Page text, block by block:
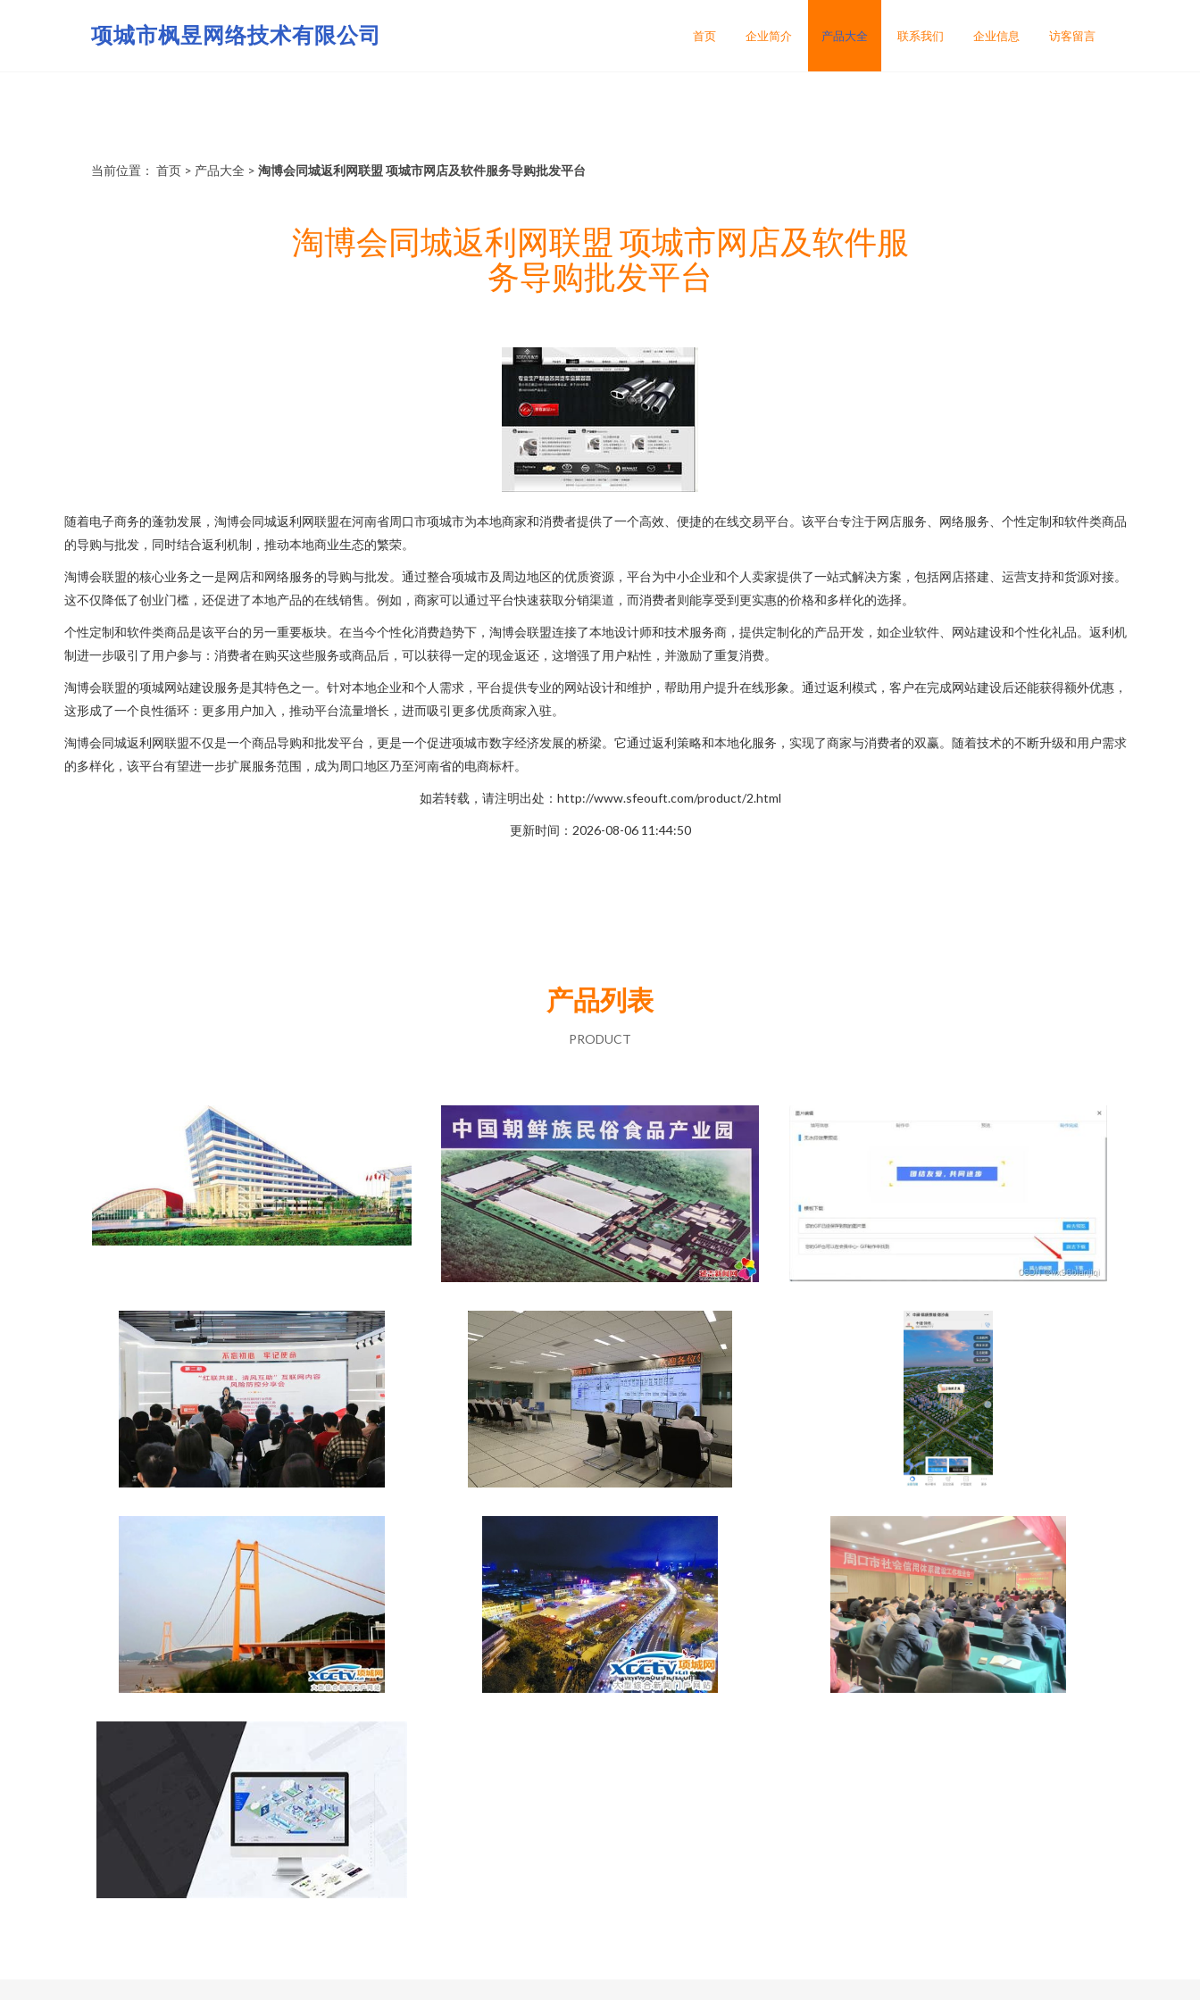
项城市枫昱网络技术有限公司 首页 企业简介 产品大全 联系我们 企业信息 访客留言
当前位置： 首页 > 产品大全 > 淘博会同城返利网联盟 项城市网店及软件服务导购批发平台
淘博会同城返利网联盟 项城市网店及软件服
务导购批发平台
随着电子商务的蓬勃发展，淘博会同城返利网联盟在河南省周口市项城市为本地商家和消费者提供了一个高效、便捷的在线交易平台。该平台专注于网店服务、网络服务、个性定制和软件类商品
的导购与批发，同时结合返利机制，推动本地商业生态的繁荣。
淘博会联盟的核心业务之一是网店和网络服务的导购与批发。通过整合项城市及周边地区的优质资源，平台为中小企业和个人卖家提供了一站式解决方案，包括网店搭建、运营支持和货源对接。
这不仅降低了创业门槛，还促进了本地产品的在线销售。例如，商家可以通过平台快速获取分销渠道，而消费者则能享受到更实惠的价格和多样化的选择。
个性定制和软件类商品是该平台的另一重要板块。在当今个性化消费趋势下，淘博会联盟连接了本地设计师和技术服务商，提供定制化的产品开发，如企业软件、网站建设和个性化礼品。返利机
制进一步吸引了用户参与：消费者在购买这些服务或商品后，可以获得一定的现金返还，这增强了用户粘性，并激励了重复消费。
淘博会联盟的项城网站建设服务是其特色之一。针对本地企业和个人需求，平台提供专业的网站设计和维护，帮助用户提升在线形象。通过返利模式，客户在完成网站建设后还能获得额外优惠，
这形成了一个良性循环：更多用户加入，推动平台流量增长，进而吸引更多优质商家入驻。
淘博会同城返利网联盟不仅是一个商品导购和批发平台，更是一个促进项城市数字经济发展的桥梁。它通过返利策略和本地化服务，实现了商家与消费者的双赢。随着技术的不断升级和用户需求
的多样化，该平台有望进一步扩展服务范围，成为周口地区乃至河南省的电商标杆。
如若转载，请注明出处：http://www.sfeouft.com/product/2.html
更新时间：2026-08-06 11:44:50
产品列表
PRODUCT